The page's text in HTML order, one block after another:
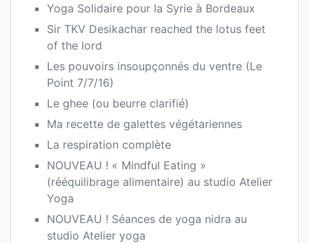
Yoga Solidaire pour la Syrie à Bordeaux
Sir TKV Desikachar reached the lotus feet
of the lord
Les pouvoirs insoupçonnés du ventre (Le
Point 7/7/16)
Le ghee (ou beurre clarifié)
Ma recette de galettes végétariennes
La respiration complète
NOUVEAU ! « Mindful Eating »
(rééquilibrage alimentaire) au studio Atelier
Yoga
NOUVEAU ! Séances de yoga nidra au
studio Atelier yoga